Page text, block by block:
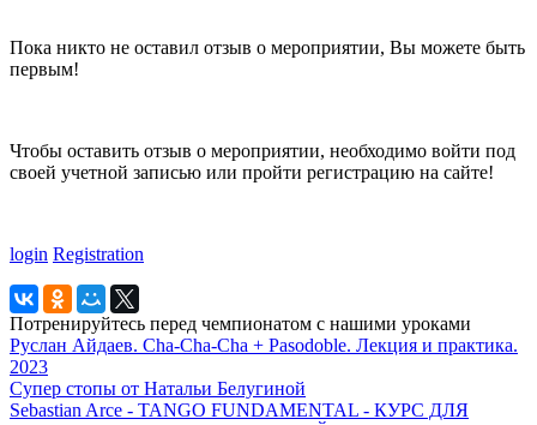
Пока никто не оставил отзыв о мероприятии, Вы можете быть
первым!
Чтобы оставить отзыв о мероприятии, необходимо войти под
своей учетной записью или пройти регистрацию на сайте!
login Registration
Потренируйтесь перед чемпионатом с нашими уроками
Руслан Айдаев. Cha-Cha-Cha + Pasodoble. Лекция и практика.
2023
Супер стопы от Натальи Белугиной
Sebastian Arce - TANGO FUNDAMENTAL - КУРС ДЛЯ